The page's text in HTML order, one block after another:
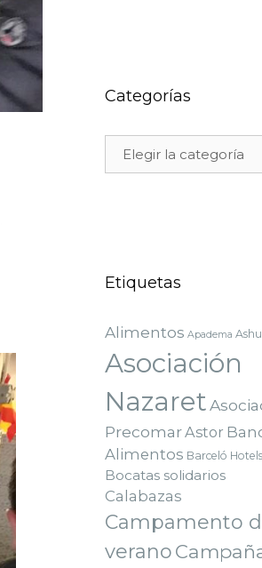
Categorías
Etiquetas
Alimentos Apadema
Asociación
Nazaret
PrecomarAstor
Alimentos Barceló Hotels
Bocatas solidarios
Calabazas
Campamento
verano